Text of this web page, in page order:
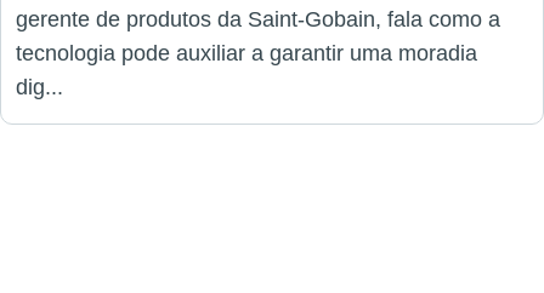
gerente de produtos da Saint-Gobain, fala como a
tecnologia pode auxiliar a garantir uma moradia
dig...